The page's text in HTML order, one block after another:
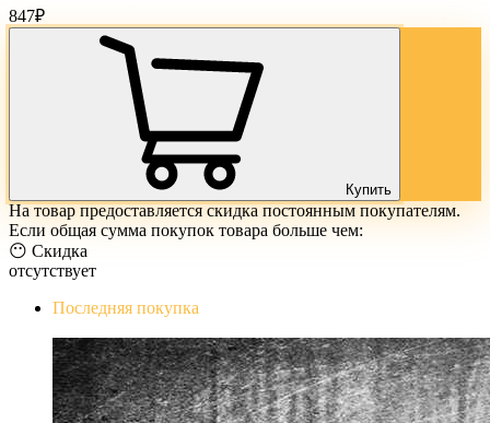
847₽
Купить
На товар предоставляется скидка постоянным покупателям.
Если общая сумма покупок товара больше чем:
😶 Скидка
отсутствует
Последняя покупка